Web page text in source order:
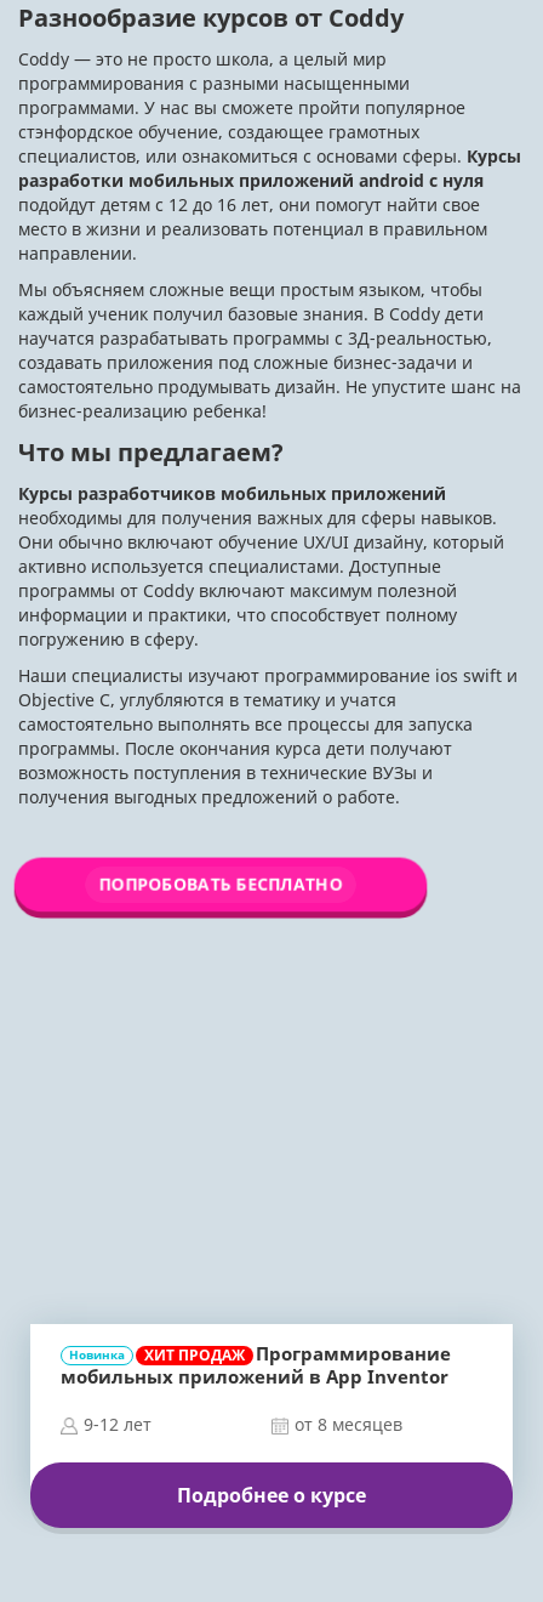
Разнообразие курсов от Coddy
Coddy — это не просто школа, а целый мир
программирования с разными насыщенными
программами. У нас вы сможете пройти популярное
стэнфордское обучение, создающее грамотных
специалистов, или ознакомиться с основами сферы. Курсы
разработки мобильных приложений android с нуля
подойдут детям с 12 до 16 лет, они помогут найти свое
место в жизни и реализовать потенциал в правильном
направлении.
Мы объясняем сложные вещи простым языком, чтобы
каждый ученик получил базовые знания. В Coddy дети
научатся разрабатывать программы с 3Д-реальностью,
создавать приложения под сложные бизнес-задачи и
самостоятельно продумывать дизайн. Не упустите шанс на
бизнес-реализацию ребенка!
Что мы предлагаем?
Курсы разработчиков мобильных приложений
необходимы для получения важных для сферы навыков.
Они обычно включают обучение UX/UI дизайну, который
активно используется специалистами. Доступные
программы от Coddy включают максимум полезной
информации и практики, что способствует полному
погружению в сферу.
Наши специалисты изучают программирование ios swift и
Objective C, углубляются в тематику и учатся
самостоятельно выполнять все процессы для запуска
программы. После окончания курса дети получают
возможность поступления в технические ВУЗы и
получения выгодных предложений о работе.
ПОПРОБОВАТЬ БЕСПЛАТНО
Новинка ХИТ ПРОДАЖ Программирование
мобильных приложений в App Inventor
9-12 лет от 8 месяцев
Подробнее о курсе